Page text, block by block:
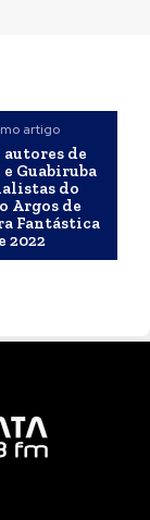
artigo
autores de
Guabiruba
do
Argos de
Fantástica
2022